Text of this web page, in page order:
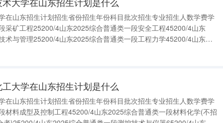
在山东招生计划招生省份招生年份科目批次招生专业招生人数学费学
采矿工程25200/4山东2025综合普通类一段安全工程45200/4山东
术与管理25200/4山东2025综合普通类一段工程力学45200/4山东
大学在山东招生计划是什么
在山东招生计划招生省份招生年份科目批次招生专业招生人数学费学
材料成型及控制工程45200/4山东2025综合普通类一段材料化学(不招